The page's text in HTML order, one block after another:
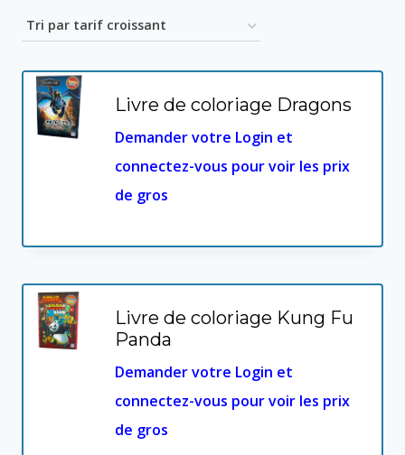
prix
croissant
Livre de coloriage Dragons
Demander votre Login et
connectez-vous pour voir les prix
de gros
Livre de coloriage Kung Fu
Panda
Demander votre Login et
connectez-vous pour voir les prix
de gros